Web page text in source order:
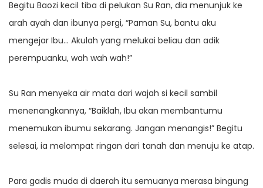
Begitu Baozi kecil tiba di pelukan Su Ran, dia menunjuk ke
arah ayah dan ibunya pergi, “Paman Su, bantu aku
mengejar Ibu… Akulah yang melukai beliau dan adik
perempuanku, wah wah wah!”
Su Ran menyeka air mata dari wajah si kecil sambil
menenangkannya, “Baiklah, Ibu akan membantumu
menemukan ibumu sekarang. Jangan menangis!” Begitu
selesai, ia melompat ringan dari tanah dan menuju ke atap.
Para gadis muda di daerah itu semuanya merasa bingung